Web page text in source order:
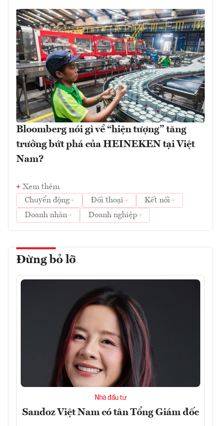
Bloomberg nói gì về “hiện tượng” tăng
trưởng bứt phá của HEINEKEN tại Việt
Nam?
Xem thêm
Chuyển động
Đối thoại
Kết nối
Doanh nhân
Doanh nghiệp
Đừng bỏ lỡ
Nhà đầu tư
Sandoz Việt Nam có tân Tổng Giám đốc